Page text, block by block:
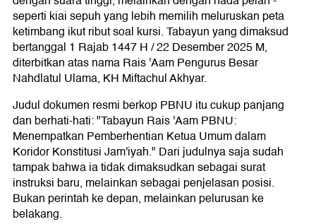
seperti kiai sepuh yang lebih memilih meluruskan peta
ketimbang ikut ribut soal kursi. Tabayun yang dimaksud
bertanggal 1 Rajab 1447 H / 22 Desember 2025 M,
diterbitkan atas nama Rais 'Aam Pengurus Besar
Nahdlatul Ulama, KH Miftachul Akhyar.
Judul dokumen resmi berkop PBNU itu cukup panjang
dan berhati-hati: "Tabayun Rais 'Aam PBNU:
Menempatkan Pemberhentian Ketua Umum dalam
Koridor Konstitusi Jam'iyah." Dari judulnya saja sudah
tampak bahwa ia tidak dimaksudkan sebagai surat
instruksi baru, melainkan sebagai penjelasan posisi.
Bukan perintah ke depan, melainkan pelurusan ke
belakang.